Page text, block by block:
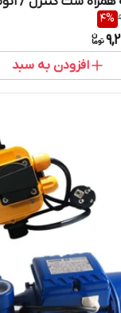
4%
افزودن به سبد